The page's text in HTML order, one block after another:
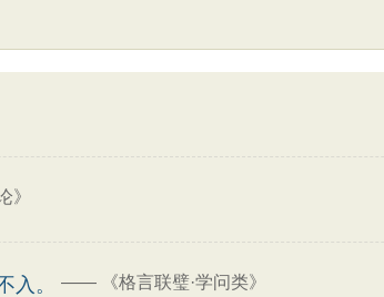
》
入。 —— 《格言联璧·学问类》